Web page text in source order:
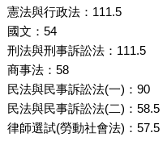
憲法與行政法：111.5
國文：54
刑法與刑事訴訟法：111.5
商事法：58
民法與民事訴訟法(一)：90
民法與民事訴訟法(二)：58.5
律師選試(勞動社會法)：57.5